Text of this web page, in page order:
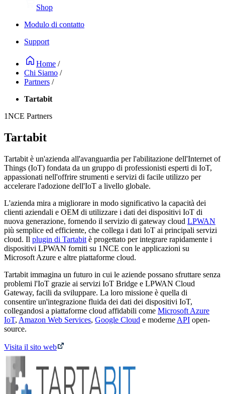
Shop
Modulo di contatto
Support
Home /
Chi Siamo /
Partners /
Tartabit
1NCE Partners
Tartabit
Tartabit è un'azienda all'avanguardia per l'abilitazione dell'Internet of
Things (IoT) fondata da un gruppo di professionisti esperti di IoT,
appassionati nell'offrire strumenti e servizi di facile utilizzo per
accelerare l'adozione dell'IoT a livello globale.
L'azienda mira a migliorare in modo significativo la capacità dei
clienti aziendali e OEM di utilizzare i dati dei dispositivi IoT di
nuova generazione, fornendo il servizio di gateway cloud LPWAN
più semplice ed efficiente, che collega i dati IoT ai principali servizi
cloud. Il plugin di Tartabit è progettato per integrare rapidamente i
dispositivi LPWAN forniti su 1NCE con le applicazioni su
Microsoft Azure e altre piattaforme cloud.
Tartabit immagina un futuro in cui le aziende possano sfruttare senza
problemi l'IoT grazie ai servizi IoT Bridge e LPWAN Cloud
Gateway, facili da sviluppare. La loro missione è quella di
consentire un'integrazione fluida dei dati dei dispositivi IoT,
collegandosi a piattaforme cloud affidabili come Microsoft Azure
IoT, Amazon Web Services, Google Cloud e moderne API open-
source.
Visita il sito web